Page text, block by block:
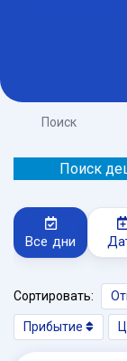
Поиск
Поиск
Все дни
Сортировать:
Прибытие